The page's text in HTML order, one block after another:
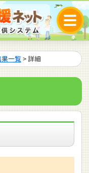
一覧> 詳細